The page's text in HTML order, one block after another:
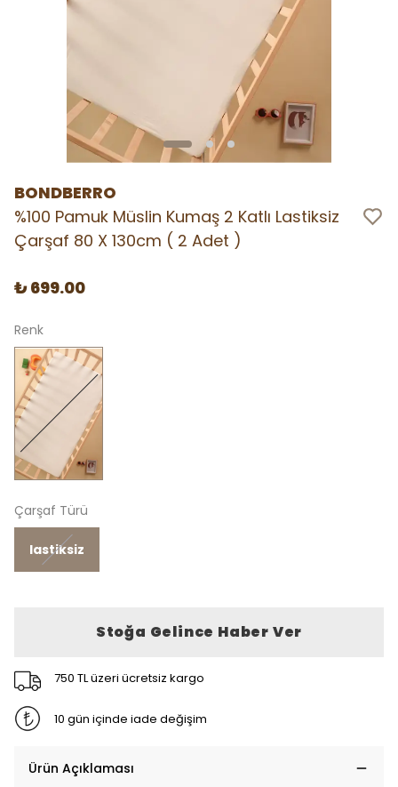
BONDBERRO
%100 Pamuk Müslin Kumaş 2 Katlı Lastiksiz
Çarşaf 80 X 130cm ( 2 Adet )
₺ 699.00
Renk
Çarşaf Türü
lastiksiz
Stoğa Gelince Haber Ver
750 TL üzeri ücretsiz kargo
10 gün içinde iade değişim
Ürün Açıklaması